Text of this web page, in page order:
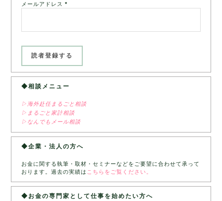
メールアドレス*
◆相談メニュー
▷海外赴任まるごと相談
▷まるごと家計相談
▷なんでもメール相談
◆企業・法人の方へ
お金に関する執筆・取材・セミナーなどをご要望に合わせて承って
おります。過去の実績は こちらをご覧ください。
◆お金の専門家として仕事を始めたい方へ